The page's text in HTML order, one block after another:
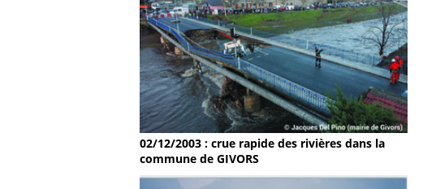
02/12/2003 : crue rapide des rivières dans la
commune de GIVORS